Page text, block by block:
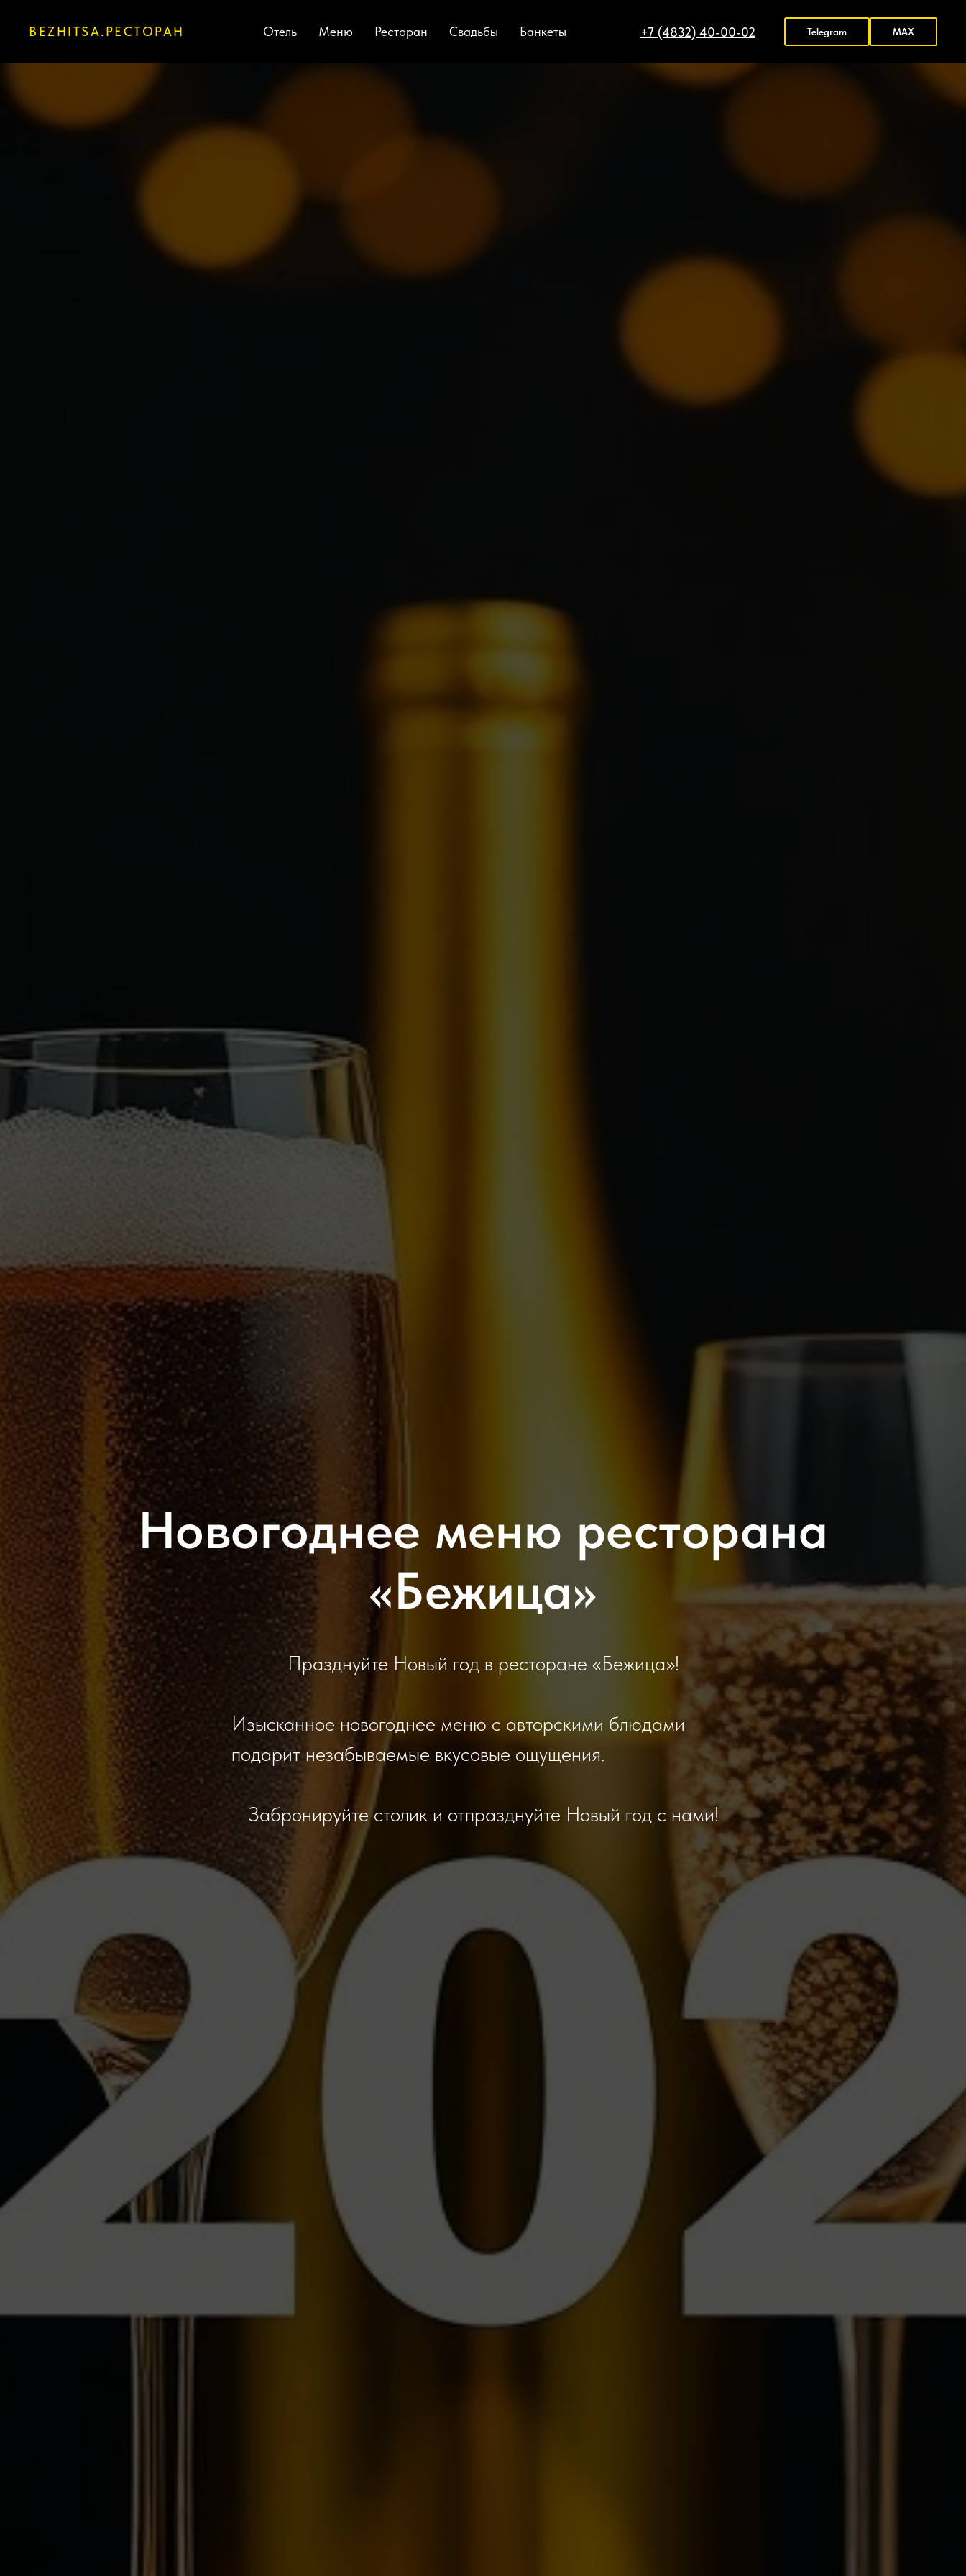
BEZHITSA.РЕСТОРАН Отель Меню Ресторан Свадьбы Банкеты +7 (4832) 40-00-02 Telegram MAX
Новогоднее меню ресторана
«Бежица»
Празднуйте Новый год в ресторане «Бежица»!
Изысканное новогоднее меню с авторскими блюдами
подарит незабываемые вкусовые ощущения.
Забронируйте столик и отпразднуйте Новый год с нами!